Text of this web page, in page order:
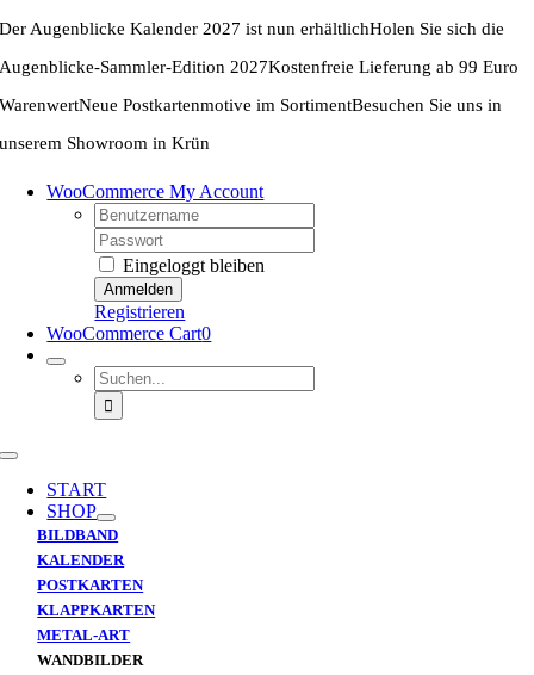
Zum
Inhalt
springen
Der Augenblicke Kalender 2027 ist nun erhältlichHolen Sie sich die
Augenblicke-Sammler-Edition 2027Kostenfreie Lieferung ab 99 Euro
WarenwertNeue Postkartenmotive im SortimentBesuchen Sie uns in
unserem Showroom in Krün
WooCommerce My Account
Username:
Password:
Eingeloggt bleiben
Registrieren
WooCommerce Cart0
Suche
nach:
Toggle
NavigationSTART
SHOP
BILDBAND
KALENDER
POSTKARTEN
KLAPPKARTEN
METAL-ART
WANDBILDER